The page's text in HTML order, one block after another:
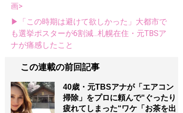
画>
▶「この時期は避けて欲しかった」大都市で
も選挙ポスターが6割減...札幌在住・元TBSア
ナが痛感したこと
この連載の前回記事
40歳・元TBSアナが「エアコン
掃除」をプロに頼んで“ぐったり
疲れてしまった“ワケ「お茶を出